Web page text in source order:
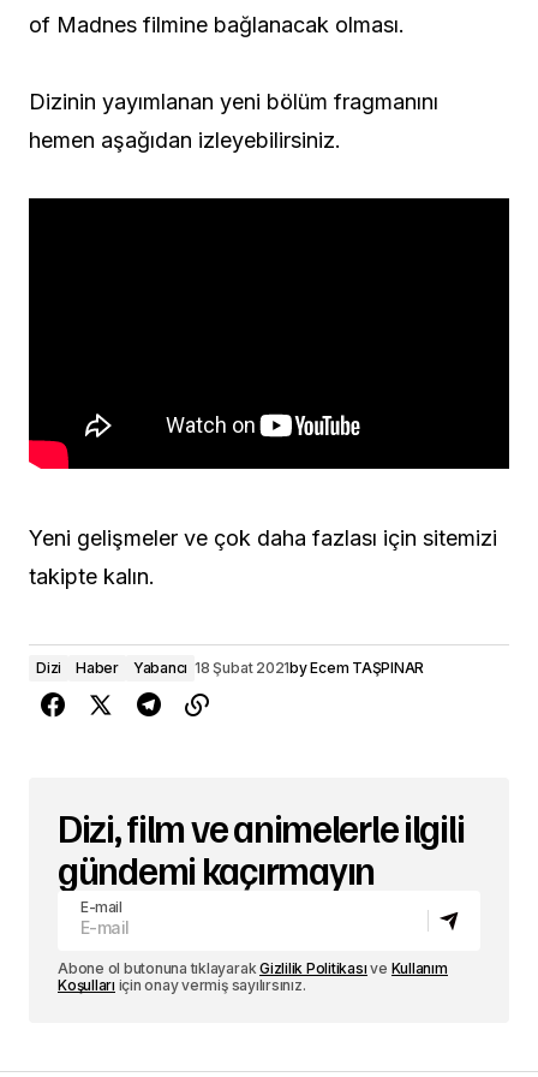
of Madnes filmine bağlanacak olması.
Dizinin yayımlanan yeni bölüm fragmanını
hemen aşağıdan izleyebilirsiniz.
Yeni gelişmeler ve çok daha fazlası için sitemizi
takipte kalın.
Dizi Haber Yabancı 18 Şubat 2021byEcem TAŞPINAR
Dizi, film ve animelerle ilgili
gündemi kaçırmayın
E-mail
Abone ol butonuna tıklayarakGizlilik Politikası ve Kullanım
Koşulları için onay vermiş sayılırsınız.